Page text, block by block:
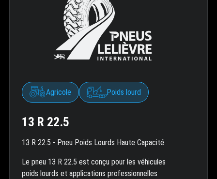
Agricole Poids lourd
13 R 22.5
13 R 22.5 - Pneu Poids Lourds Haute Capacité
Le pneu 13 R 22.5 est conçu pour les véhicules
poids lourds et applications professionnelles